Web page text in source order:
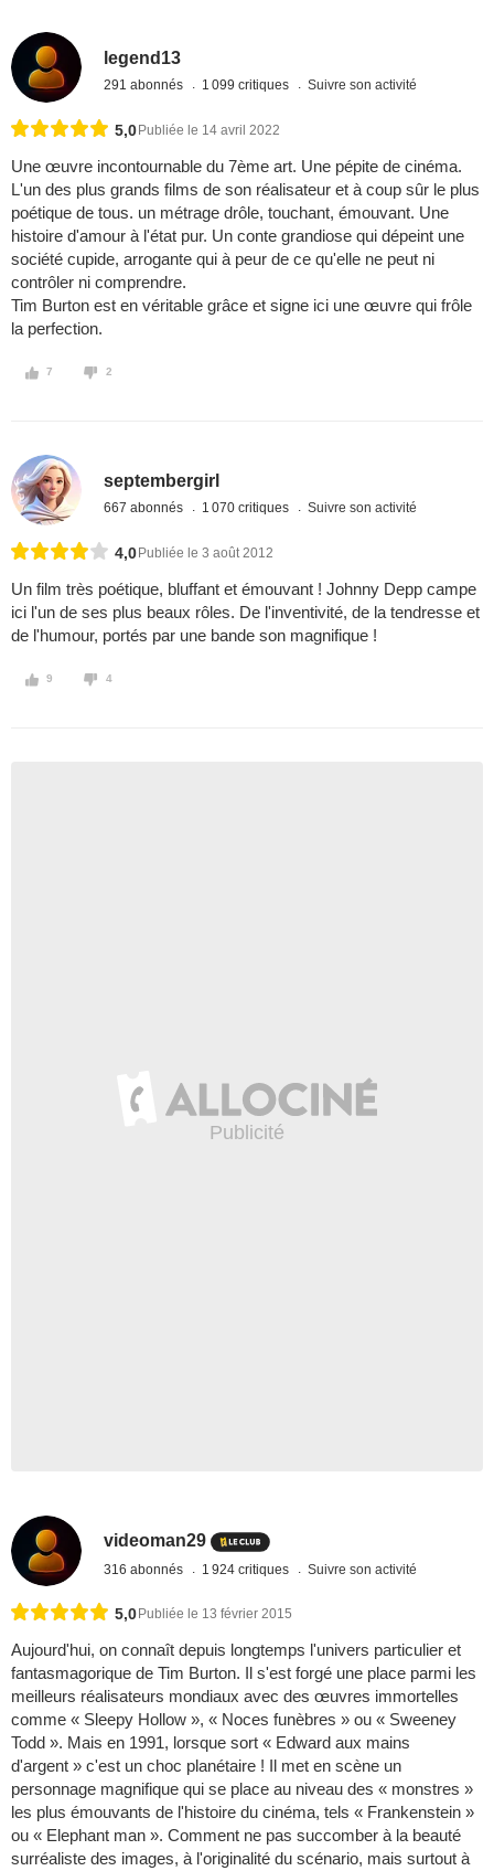
legend13
291 abonnés 1 099 critiques Suivre son activité
5,0 Publiée le 14 avril 2022
Une œuvre incontournable du 7ème art. Une pépite de cinéma.
L'un des plus grands films de son réalisateur et à coup sûr le plus
poétique de tous. un métrage drôle, touchant, émouvant. Une
histoire d'amour à l'état pur. Un conte grandiose qui dépeint une
société cupide, arrogante qui à peur de ce qu'elle ne peut ni
contrôler ni comprendre.
Tim Burton est en véritable grâce et signe ici une œuvre qui frôle
la perfection.
7 2
septembergirl
667 abonnés 1 070 critiques Suivre son activité
4,0 Publiée le 3 août 2012
Un film très poétique, bluffant et émouvant ! Johnny Depp campe
ici l'un de ses plus beaux rôles. De l'inventivité, de la tendresse et
de l'humour, portés par une bande son magnifique !
9 4
videoman29
316 abonnés 1 924 critiques Suivre son activité
5,0 Publiée le 13 février 2015
Aujourd'hui, on connaît depuis longtemps l'univers particulier et
fantasmagorique de Tim Burton. Il s'est forgé une place parmi les
meilleurs réalisateurs mondiaux avec des œuvres immortelles
comme « Sleepy Hollow », « Noces funèbres » ou « Sweeney
Todd ». Mais en 1991, lorsque sort « Edward aux mains
d'argent » c'est un choc planétaire ! Il met en scène un
personnage magnifique qui se place au niveau des « monstres »
les plus émouvants de l'histoire du cinéma, tels « Frankenstein »
ou « Elephant man ». Comment ne pas succomber à la beauté
surréaliste des images, à l'originalité du scénario, mais surtout à